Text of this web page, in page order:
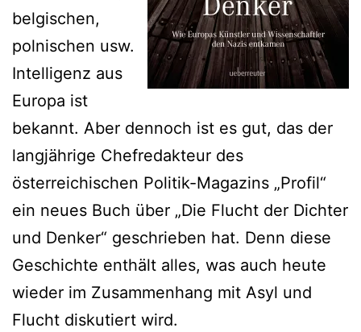
belgischen,
polnischen usw.
Intelligenz aus
Europa ist
bekannt. Aber dennoch ist es gut, das der
langjährige Chefredakteur des
österreichischen Politik-Magazins „Profil“
ein neues Buch über „Die Flucht der Dichter
und Denker“ geschrieben hat. Denn diese
Geschichte enthält alles, was auch heute
wieder im Zusammenhang mit Asyl und
Flucht diskutiert wird.